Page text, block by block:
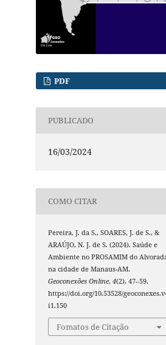
PDF
PUBLICADO
16/03/2024
COMO CITAR
Pereira, J. da S., SOARES, J. de S., &
ARAÚJO, N. J. de S. (2024). Saúde e
Ambiente no PROSAMIM do
na cidade de Manaus-AM.
Geoconexões Online,4(2), 47–59.
https://doi.org/10.53528/
i1.150
Fomatos de Citação